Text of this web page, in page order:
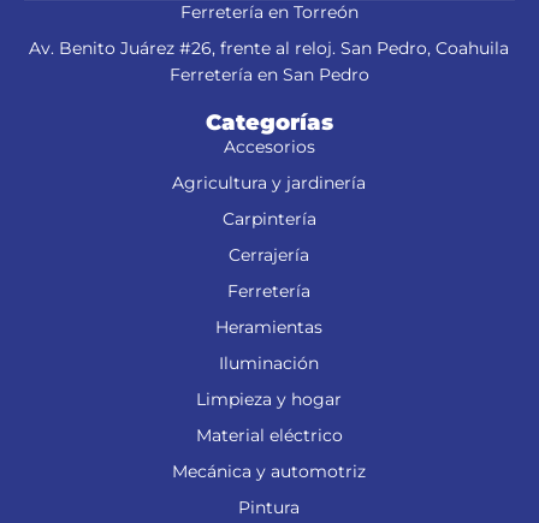
Ferretería en Torreón
Av. Benito Juárez #26, frente al reloj. San Pedro, Coahuila
Ferretería en San Pedro
Categorías
Accesorios
Agricultura y jardinería
Carpintería
Cerrajería
Ferretería
Heramientas
Iluminación
Limpieza y hogar
Material eléctrico
Mecánica y automotriz
Pintura